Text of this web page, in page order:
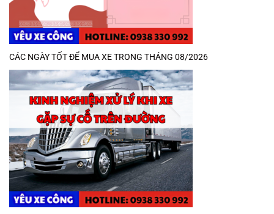
CÁC NGÀY TỐT ĐỂ MUA XE TRONG THÁNG 08/2026